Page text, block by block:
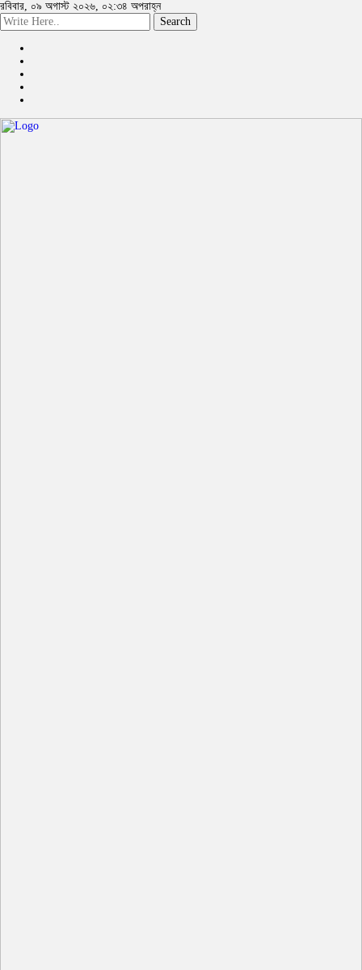
রবিবার, ০৯ অগাস্ট ২০২৬, ০২:৩৪ অপরাহ্ন
Search